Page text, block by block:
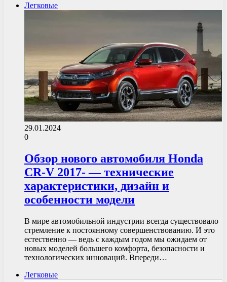
Легковые
29.01.2024
0
Обзор нового автомобиля Honda
CR-V 2017- — технические
характеристики, дизайн и
особенности модели
В мире автомобильной индустрии всегда существовало
стремление к постоянному совершенствованию. И это
естественно — ведь с каждым годом мы ожидаем от
новых моделей большего комфорта, безопасности и
технологических инноваций. Впереди…
Легковые